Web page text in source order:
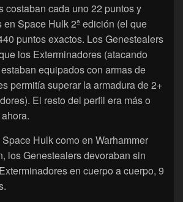
costaban cada uno 22 puntos y
Space Hulk 2ª edición (el que
puntos exactos. Los Genestealers
los Exterminadores (atacando
equipados con armas de
permitía superar la armadura de 2+
El resto del perfil era más o
Hulk como en Warhammer
los Genestealers devoraban sin
en cuerpo a cuerpo, 9